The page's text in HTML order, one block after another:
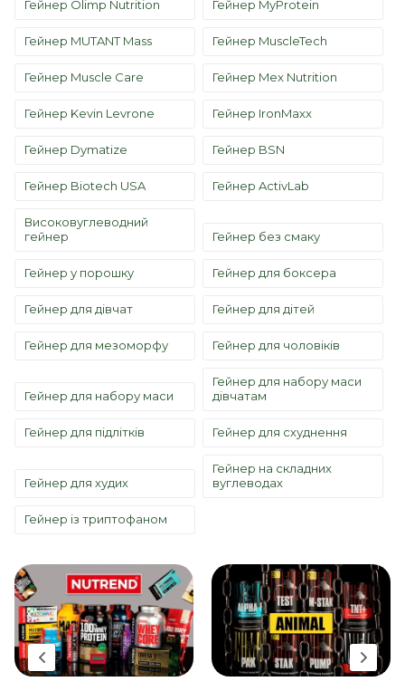
Гейнер Olimp Nutrition Гейнер MyProtein
Гейнер MUTANT Mass Гейнер MuscleTech
Гейнер Muscle Care Гейнер Mex Nutrition
Гейнер Kevin Levrone Гейнер IronMaxx
Гейнер Dymatize Гейнер BSN
Гейнер Biotech USA Гейнер ActivLab
Високовуглеводний
гейнер
Гейнер без смаку
Гейнер у порошку Гейнер для боксера
Гейнер для дівчат Гейнер для дітей
Гейнер для мезоморфу Гейнер для чоловіків
Гейнер для набору маси
Гейнер для набору маси
дівчатам
Гейнер для підлітків Гейнер для схуднення
Гейнер для худих
Гейнер на складних
вуглеводах
Гейнер із триптофаном